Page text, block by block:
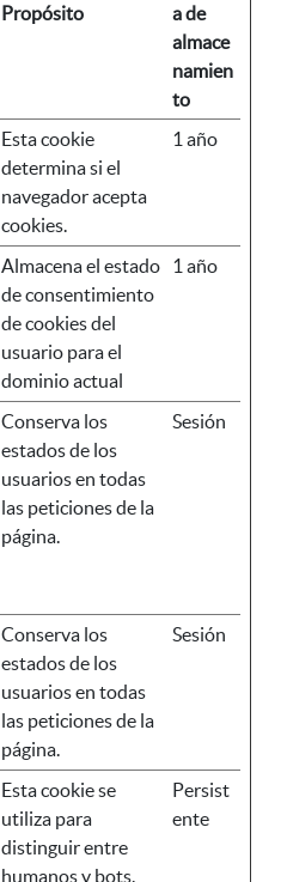
Propósito
a de
almace
namien
to
Esta cookie
determina si el
navegador acepta
cookies.
1 año
Almacena el estado
de consentimiento
de cookies del
usuario para el
dominio actual
1 año
Conserva los
estados de los
usuarios en todas
las peticiones de la
página.
Sesión
Conserva los
estados de los
usuarios en todas
las peticiones de la
página.
Sesión
Esta cookie se
utiliza para
distinguir entre
humanos y bots.
Persist
ente